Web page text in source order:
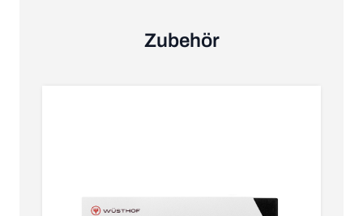
Zubehör